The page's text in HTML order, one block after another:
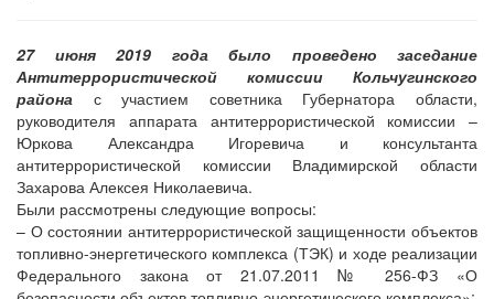
27 июня 2019 года было проведено заседание
Антитеррористической комиссии Кольчугинского
района с участием советника Губернатора области,
руководителя аппарата антитеррористической комиссии –
Юркова Александра Игоревича и консультанта
антитеррористической комиссии Владимирской области
Захарова Алексея Николаевича.
Были рассмотрены следующие вопросы:
– О состоянии антитеррористической защищенности объектов
топливно-энергетического комплекса (ТЭК) и ходе реализации
Федерального закона от 21.07.2011 № 256-ФЗ «О